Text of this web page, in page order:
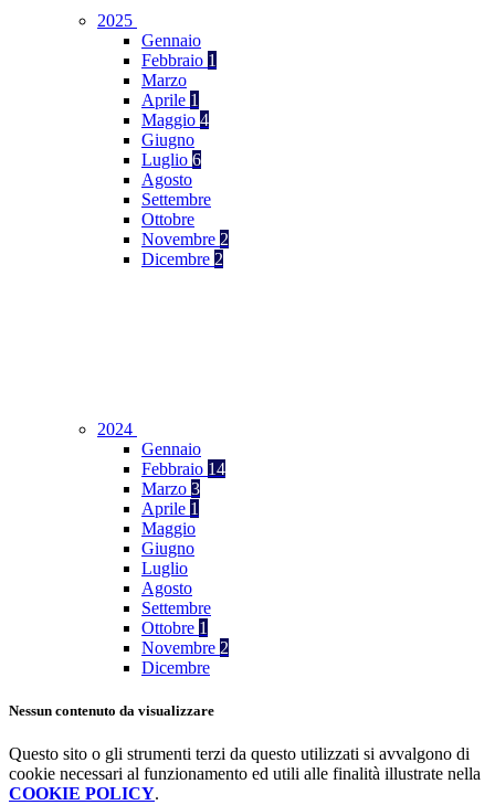
2025
Gennaio
Febbraio 1
Marzo
Aprile 1
Maggio 4
Giugno
Luglio 6
Agosto
Settembre
Ottobre
Novembre 2
Dicembre 2
2024
Gennaio
Febbraio 14
Marzo 3
Aprile 1
Maggio
Giugno
Luglio
Agosto
Settembre
Ottobre 1
Novembre 2
Dicembre
Nessun contenuto da visualizzare
Questo sito o gli strumenti terzi da questo utilizzati si avvalgono di
cookie necessari al funzionamento ed utili alle finalità illustrate nella
COOKIE POLICY.